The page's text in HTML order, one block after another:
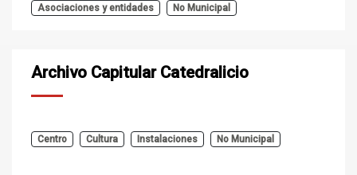
Asociaciones y entidades
No Municipal
Archivo Capitular Catedralicio
Centro Cultura Instalaciones No Municipal